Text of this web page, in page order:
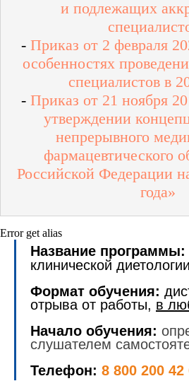
и подлежащих
- Приказ от 2 февраля
особенностях
специалистов в
- Приказ от 21 ноября
утверждении
непрерывного
фармацевтического
Российской Федерации
года»
Error get alias
Название программы:
клинической
Формат обучения:
отрыва от работы, в
Начало обучения:
слушателем
Телефон: 8 800 200 42